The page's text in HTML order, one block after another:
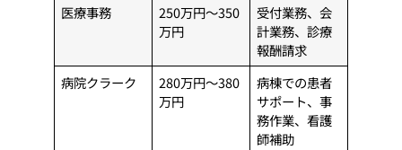
医療事務
250万円～350
万円
受付業務、会
計業務、診療
報酬請求
病院クラーク
280万円～380
万円
病棟での患者
サポート、事
務作業、看護
師補助